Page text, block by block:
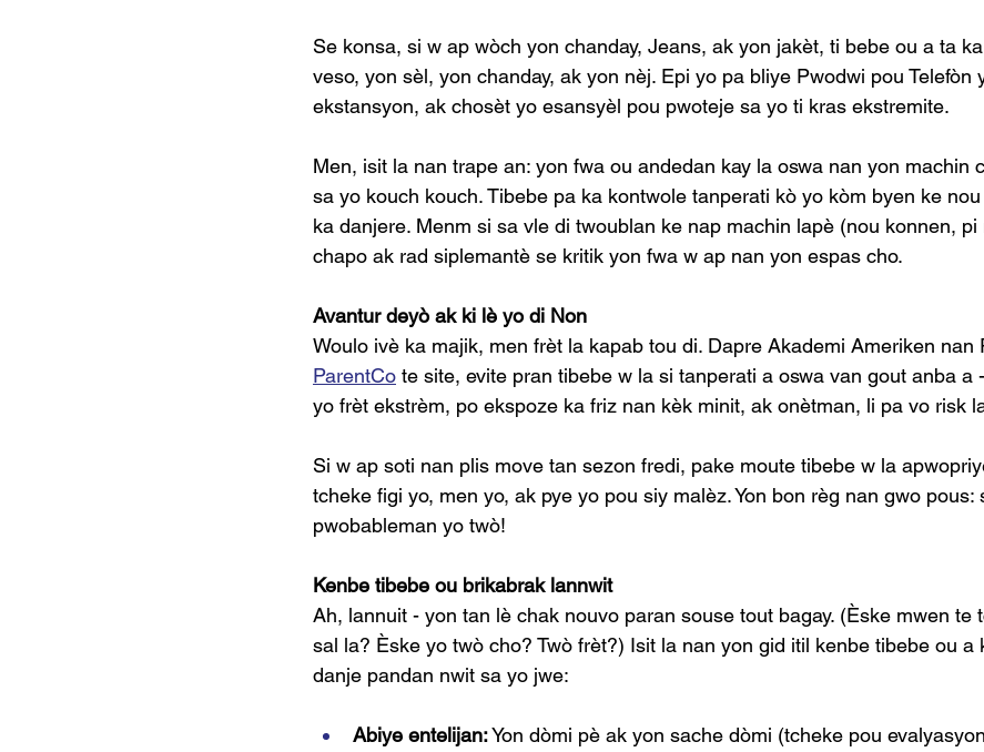
Se konsa, si w ap wòch yon chanday, Jeans, ak yon jakèt, ti bebe ou a ta
veso, yon sèl, yon chanday, ak yon nèj. Epi yo pa bliye Pwodwi pou Telefòn
ekstansyon, ak chosèt yo esansyèl pou pwoteje sa yo ti kras ekstremite.
Men, isit la nan trape an: yon fwa ou andedan kay la oswa nan yon machin
sa yo kouch kouch. Tibebe pa ka kontwole tanperati kò yo kòm byen ke
ka danjere. Menm si sa vle di twoublan ke nap machin lapè (nou konnen,
chapo ak rad siplemantè se kritik yon fwa w ap nan yon espas cho.
Avantur deyò ak ki lè yo di Non
Woulo ivè ka majik, men frèt la kapab tou di. Dapre Akademi Ameriken nan
ParentCo te site, evite pran tibebe w la si tanperati a oswa van gout anba a
yo frèt ekstrèm, po ekspoze ka friz nan kèk minit, ak onètman, li pa vo risk
Si w ap soti nan plis move tan sezon fredi, pake moute tibebe w la
tcheke figi yo, men yo, ak pye yo pou siy malèz. Yon bon règ nan gwo pous:
pwobableman yo twò!
Kenbe tibebe ou brikabrak lannwit
Ah, lannuit - yon tan lè chak nouvo paran souse tout bagay. (Èske mwen te
sal la? Èske yo twò cho? Twò frèt?) Isit la nan yon gid itil kenbe tibebe ou a
danje pandan nwit sa yo jwe:
Abiye entelijan: Yon dòmi pè ak yon sache dòmi (tcheke pou